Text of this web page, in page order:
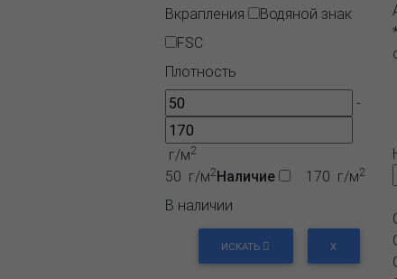
Вкрапления
Водяной знак
FSC
Плотность
-
г/м2
170 г/м2
50 г/м2Наличие
В наличии
ИСКАТЬ X